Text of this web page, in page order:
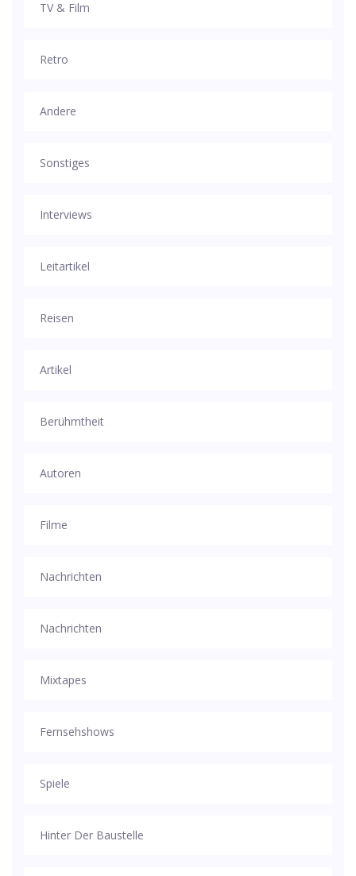
TV & Film
Retro
Andere
Sonstiges
Interviews
Leitartikel
Reisen
Artikel
Berühmtheit
Autoren
Filme
Nachrichten
Nachrichten
Mixtapes
Fernsehshows
Spiele
Hinter Der Baustelle